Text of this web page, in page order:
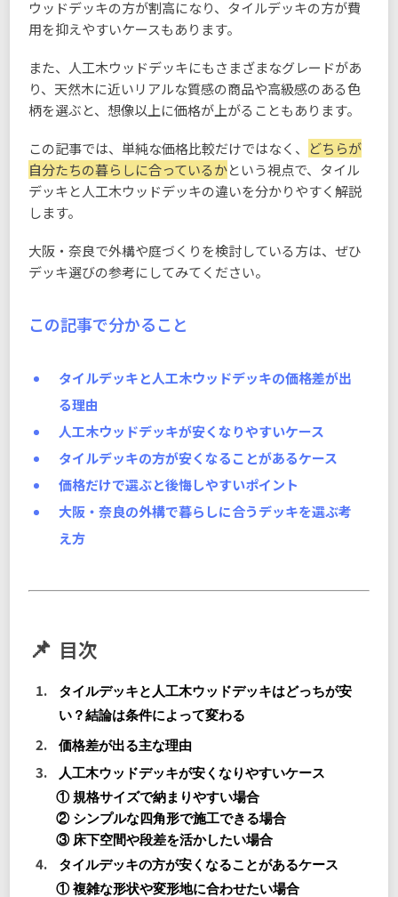
ウッドデッキの方が割高になり、タイルデッキの方が費
用を抑えやすいケースもあります。
また、人工木ウッドデッキにもさまざまなグレードがあ
り、天然木に近いリアルな質感の商品や高級感のある色
柄を選ぶと、想像以上に価格が上がることもあります。
この記事では、単純な価格比較だけではなく、
どちらが
自分たちの暮らしに合っているかという視点で、タイル
デッキと人工木ウッドデッキの違いを分かりやすく解説
します。
大阪・奈良で外構や庭づくりを検討している方は、ぜひ
デッキ選びの参考にしてみてください。
この記事で分かること
タイルデッキと人工木ウッドデッキの価格差が出
る理由
人工木ウッドデッキが安くなりやすいケース
タイルデッキの方が安くなることがあるケース
価格だけで選ぶと後悔しやすいポイント
大阪・奈良の外構で暮らしに合うデッキを選ぶ考
え方
目次
タイルデッキと人工木ウッドデッキはどっちが安
い？結論は条件によって変わる
価格差が出る主な理由
人工木ウッドデッキが安くなりやすいケース
① 規格サイズで納まりやすい場合
② シンプルな四角形で施工できる場合
③ 床下空間や段差を活かしたい場合
タイルデッキの方が安くなることがあるケース
① 複雑な形状や変形地に合わせたい場合